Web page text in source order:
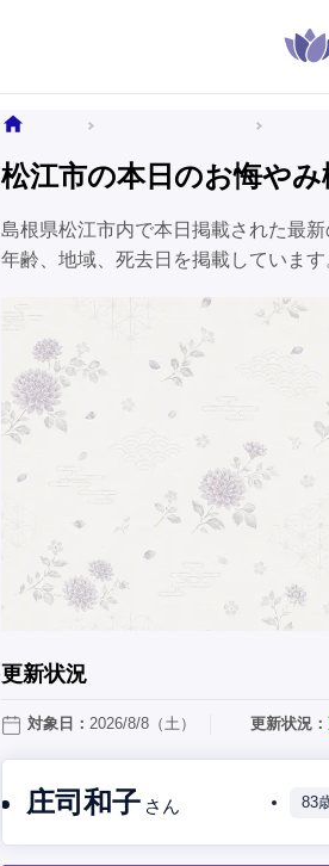
松江市の本日のお悔や
島根県松江市内で本日掲載された最
年齢、地域、死去日を掲載しています
更新状況
対象日： 2026/8/8（土） 更新状況：
庄司和子 さん 83